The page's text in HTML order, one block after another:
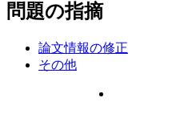
問題の指摘
論文情報の修正
その他